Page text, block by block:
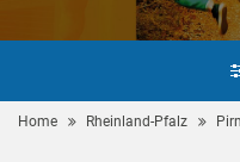
Home Rheinland-Pfalz